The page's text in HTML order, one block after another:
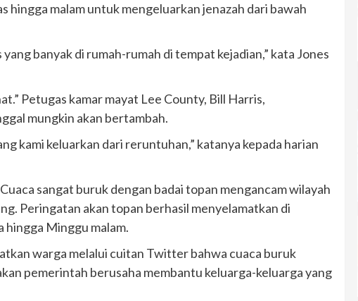
hingga malam untuk mengeluarkan jenazah dari bawah
banyak di rumah-rumah di tempat kejadian,” kata Jones
Petugas kamar mayat Lee County, Bill Harris,
mungkin akan bertambah.
kami keluarkan dari reruntuhan,” katanya kepada harian
Cuaca sangat buruk dengan badai topan mengancam wilayah
Peringatan akan topan berhasil menyelamatkan di
hingga Minggu malam.
warga melalui cuitan Twitter bahwa cuaca buruk
pemerintah berusaha membantu keluarga-keluarga yang